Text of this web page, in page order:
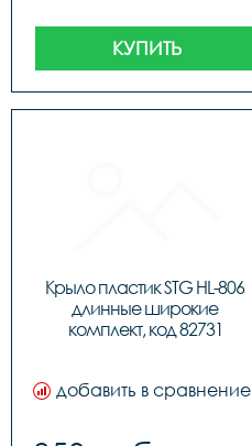
КУПИТЬ
Крыло пластик STG HL-806
длинные широкие
комплект, код 82731
добавить в сравнение